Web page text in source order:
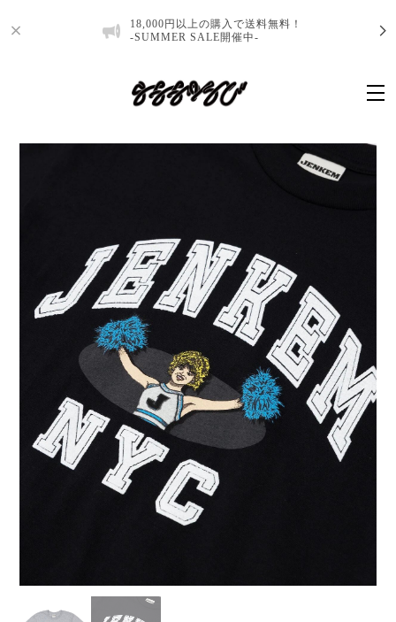
18,000円以上の購入で送料無料！
-SUMMER SALE開催中-